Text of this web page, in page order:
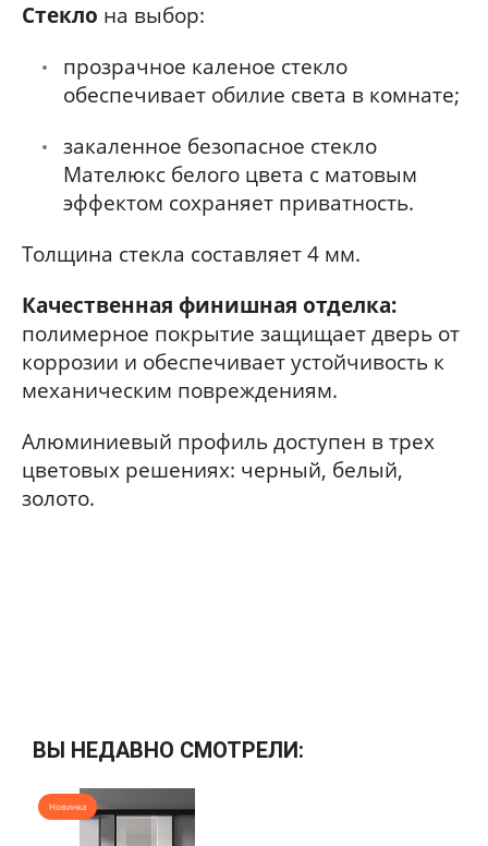
Стекло на выбор:
прозрачное каленое стекло
обеспечивает обилие света в комнате;
закаленное безопасное стекло
Мателюкс белого цвета с матовым
эффектом сохраняет приватность.
Толщина стекла составляет 4 мм.
Качественная финишная отделка:
полимерное покрытие защищает дверь от
коррозии и обеспечивает устойчивость к
механическим повреждениям.
Алюминиевый профиль доступен в трех
цветовых решениях: черный, белый,
золото.
ВЫ НЕДАВНО СМОТРЕЛИ:
Новинка